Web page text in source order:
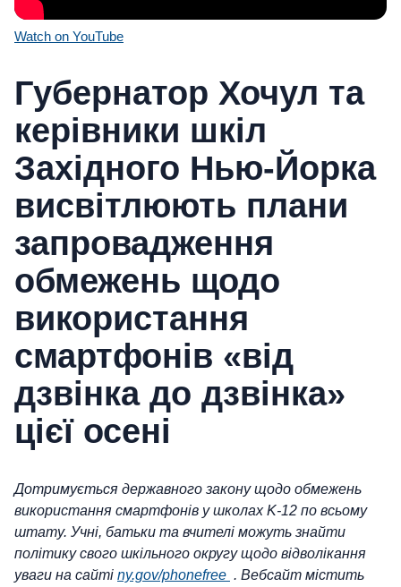
Watch on YouTube
Губернатор Хочул та
керівники шкіл
Західного Нью-Йорка
висвітлюють плани
запровадження
обмежень щодо
використання
смартфонів «від
дзвінка до дзвінка»
цієї осені
Дотримується державного закону щодо обмежень
використання смартфонів у школах K-12 по всьому
штату. Учні, батьки та вчителі можуть знайти
політику свого шкільного округу щодо відволікання
уваги на сайті ny.gov/phonefree . Вебсайт містить